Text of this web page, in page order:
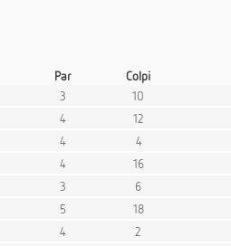
Par Colpi
3 10
4 12
4 4
4 16
3 6
5 18
4 2